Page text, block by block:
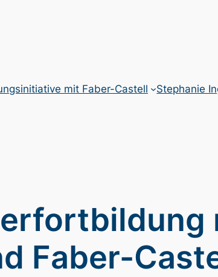
mit Faber-Castell Stephanie
Faber-